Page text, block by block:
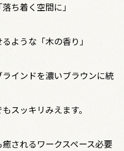
ち着く空間に」
ような「木の香り」
インドを濃いブラウンに統
スッキリみえます。
されるワークスペース必要